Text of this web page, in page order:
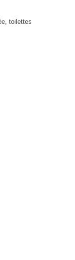
toilettes